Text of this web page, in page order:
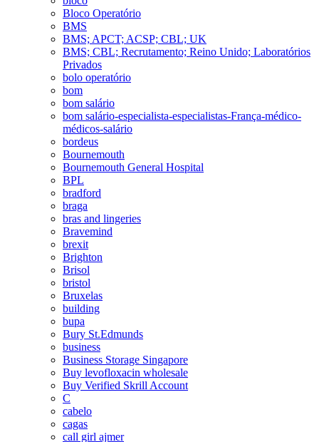
Bloco Operatório
BMS
BMS; APCT; ACSP; CBL; UK
BMS; CBL; Recrutamento; Reino Unido; Laboratórios
Privados
bolo operatório
bom
bom salário
bom salário-especialista-especialistas-França-médico-
médicos-salário
bordeus
Bournemouth
Bournemouth General Hospital
BPL
bradford
braga
bras and lingeries
Bravemind
brexit
Brighton
Brisol
bristol
Bruxelas
building
bupa
Bury St.Edmunds
business
Business Storage Singapore
Buy levofloxacin wholesale
Buy Verified Skrill Account
C
cabelo
cagas
call girl ajmer